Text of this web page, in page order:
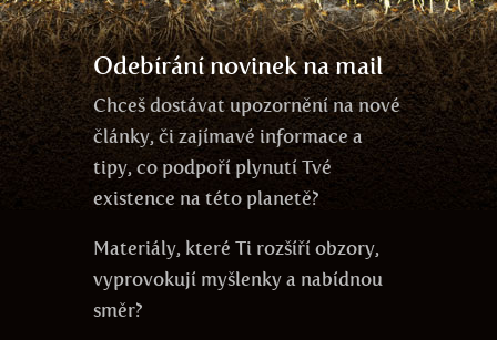
Odebírání novinek na mail
Chceš dostávat upozornění na nové
články, či zajímavé informace a
tipy, co podpoří plynutí Tvé
existence na této planetě?
Materiály, které Ti rozšíří obzory,
vyprovokují myšlenky a nabídnou
směr?